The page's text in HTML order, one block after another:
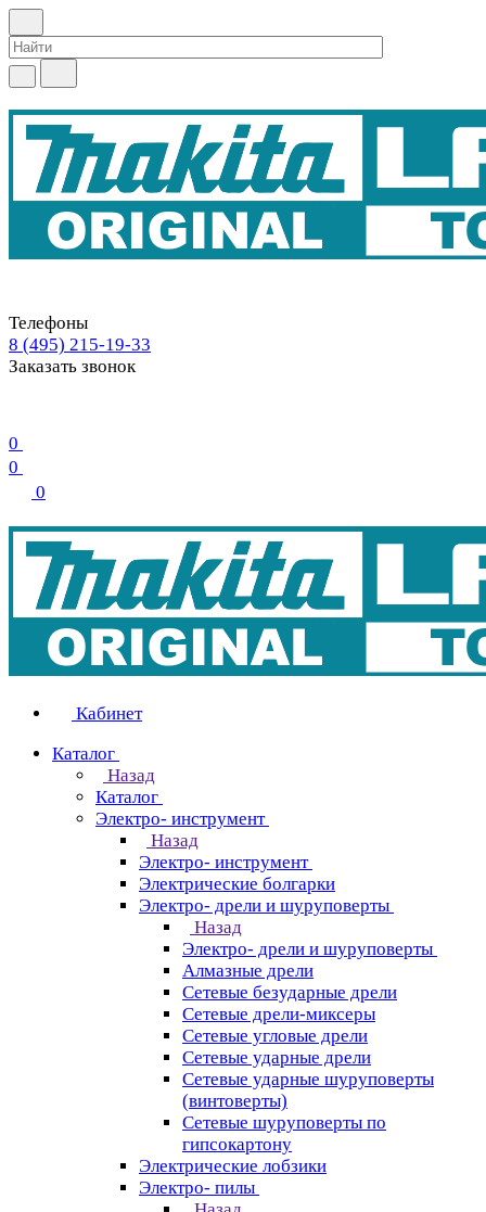
Телефоны
8 (495) 215-19-33
Заказать звонок
0
0
0
Кабинет
Каталог
Назад
Каталог
Электро- инструмент
Назад
Электро- инструмент
Электрические болгарки
Электро- дрели и шуруповерты
Назад
Электро- дрели и шуруповерты
Алмазные дрели
Сетевые безударные дрели
Сетевые дрели-миксеры
Сетевые угловые дрели
Сетевые ударные дрели
Сетевые ударные шуруповерты
(винтоверты)
Сетевые шуруповерты по
гипсокартону
Электрические лобзики
Электро- пилы